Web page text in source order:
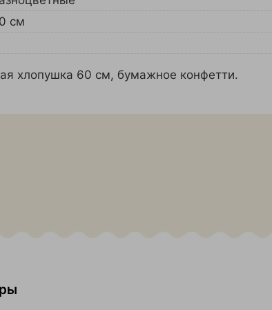
см
хлопушка 60 см, бумажное конфетти.